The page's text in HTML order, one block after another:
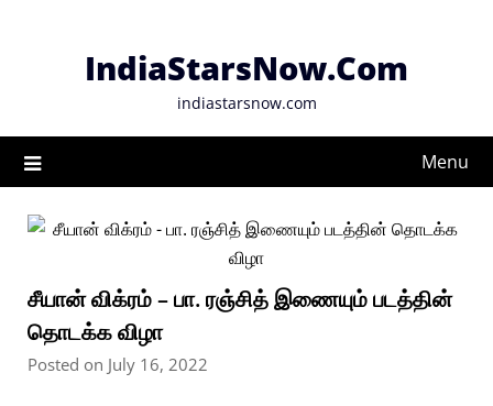
IndiaStarsNow.Com
indiastarsnow.com
Menu
சீயான் விக்ரம் – பா. ரஞ்சித் இணையும் படத்தின்
தொடக்க விழா
Posted on July 16, 2022